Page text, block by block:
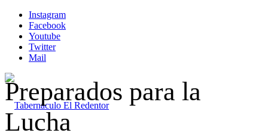
Instagram
Facebook
Youtube
Twitter
Mail
Preparados para la
Lucha